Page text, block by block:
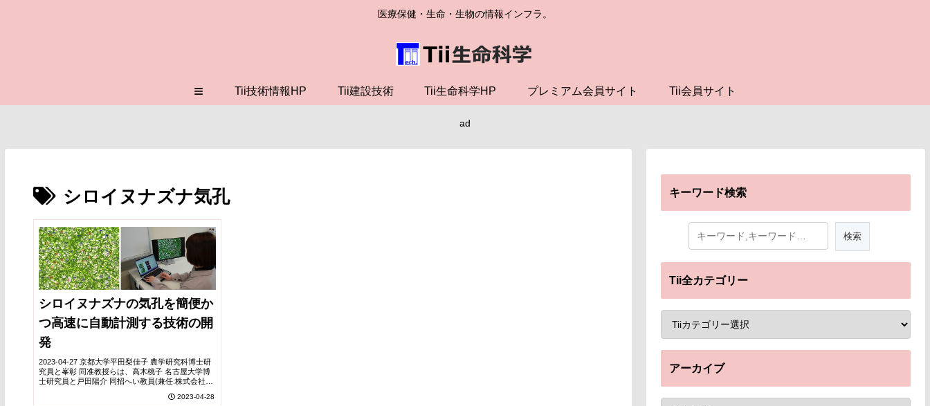
医療保健・生命・生物の情報インフラ。
≡ Tii技術情報HP Tii建設技術 Tii生命科学HP プレミアム会員サイト Tii会員サイト
ad
シロイヌナズナ気孔
シロイヌナズナの気孔を簡便か
つ高速に自動計測する技術の開
発
2023-04-27 京都大学平田梨佳子 農学研究科博士研
究員と峯彰 同准教授らは、高木桃子 名古屋大学博
士研究員と戸田陽介 同招へい教員(兼任:株式会社フ
の気孔開度を自動定量する画像解析アルゴ...2023-04-28
キーワード検索
Tii全カテゴリー
アーカイブ